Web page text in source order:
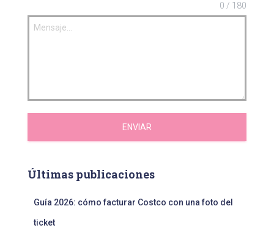
0 / 180
ENVIAR
Últimas publicaciones
Guía 2026: cómo facturar Costco con una foto del
ticket